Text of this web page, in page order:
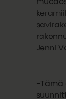
Jenni
-Tämä